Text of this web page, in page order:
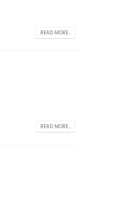
READ MORE...
READ MORE...